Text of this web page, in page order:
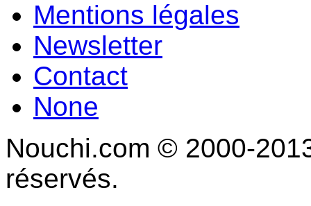
Mentions légales
Newsletter
Contact
None
Nouchi.com © 2000-
réservés.